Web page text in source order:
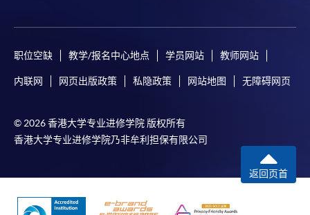
职位空缺 教学/报名中心地点 学员网站 教师网站
内联网 网页出版政策 私隐政策 网站地图 无障碍网页
© 2026 香港大学专业进修学院 版权所有
香港大学专业进修学院乃非牟利担保有限公司
返回页首